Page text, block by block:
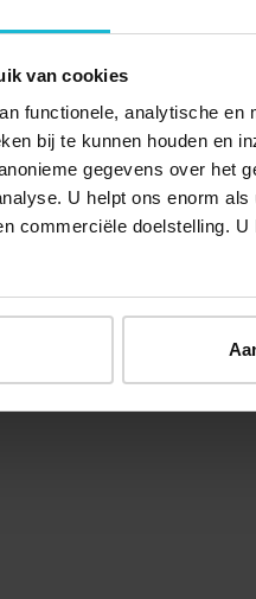
van cookies
functionele, analytische
bij te kunnen houden en
gegevens over het
U helpt ons enorm
commerciële doelstelling.